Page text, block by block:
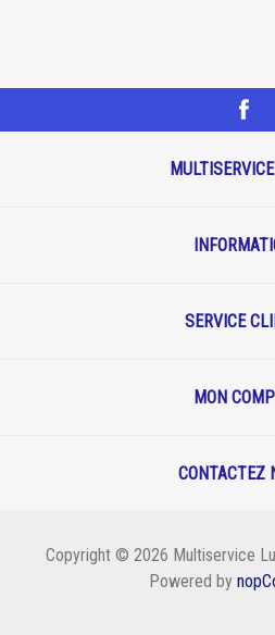
SERVICE
MON
CONTACTEZ
Copyright © 2026 Multiservice
Powered by